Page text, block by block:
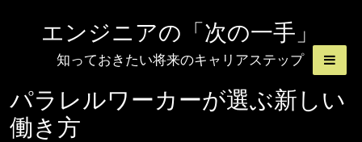
エンジニアの「次の一手」
知っておきたい将来のキャリアステップ
パラレルワーカーが選ぶ新しい
働き方